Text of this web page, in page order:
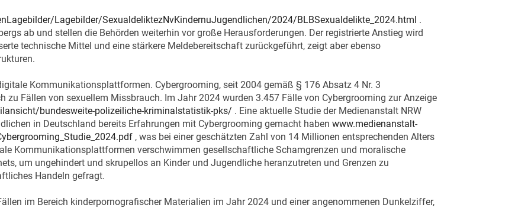
Lagebilder/SexualdeliktezNvKindernuJugendlichen/2024/BLBSexualdelikte_2024.html .
ab und stellen die Behörden weiterhin vor große Herausforderungen. Der registrierte Anstieg wird
technische Mittel und eine stärkere Meldebereitschaft zurückgeführt, zeigt aber ebenso
Kommunikationsplattformen. Cybergrooming, seit 2004 gemäß § 176 Absatz 4 Nr. 3
Fällen von sexuellem Missbrauch. Im Jahr 2024 wurden 3.457 Fälle von Cybergrooming zur Anzeige
bundesweite-polizeiliche-kriminalstatistik-pks/ . Eine aktuelle Studie der Medienanstalt NRW
in Deutschland bereits Erfahrungen mit Cybergrooming gemacht haben www.medienanstalt-
, was bei einer geschätzten Zahl von 14 Millionen entsprechenden Alters
Kommunikationsplattformen verschwimmen gesellschaftliche Schamgrenzen und moralische
um ungehindert und skrupellos an Kinder und Jugendliche heranzutreten und Grenzen zu
Handeln gefragt.
im Bereich kinderpornografischer Materialien im Jahr 2024 und einer angenommenen Dunkelziffer,